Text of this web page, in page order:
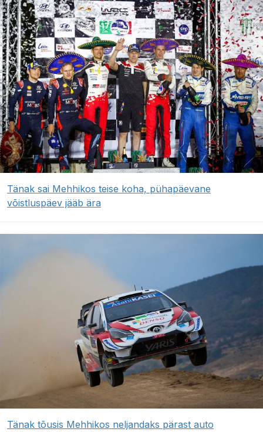
Tänak sai Mehhikos teise koha, pühapäevane
võistluspäev jääb ära
Tänak tõusis Mehhikos neljandaks pärast auto